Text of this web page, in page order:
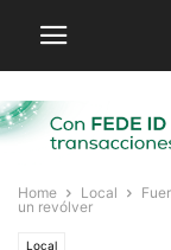
Home Local
un revólver
Local